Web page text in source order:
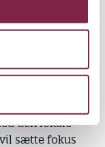
støtte
rapport om
den lokale
sætte fokus